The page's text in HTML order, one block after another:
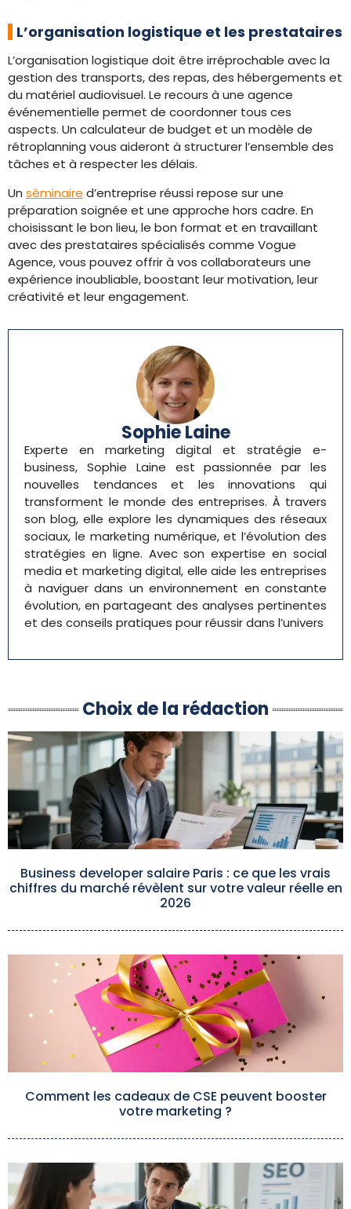
L’organisation logistique et les prestataires
L’organisation logistique doit être irréprochable avec la
gestion des transports, des repas, des hébergements et
du matériel audiovisuel. Le recours à une agence
événementielle permet de coordonner tous ces
aspects. Un calculateur de budget et un modèle de
rétroplanning vous aideront à structurer l’ensemble des
tâches et à respecter les délais.
Un séminaire d’entreprise réussi repose sur une
préparation soignée et une approche hors cadre. En
choisissant le bon lieu, le bon format et en travaillant
avec des prestataires spécialisés comme Vogue
Agence, vous pouvez offrir à vos collaborateurs une
expérience inoubliable, boostant leur motivation, leur
créativité et leur engagement.
Sophie Laine
Experte en marketing digital et stratégie e-
business, Sophie Laine est passionnée par les
nouvelles tendances et les innovations qui
transforment le monde des entreprises. À travers
son blog, elle explore les dynamiques des réseaux
sociaux, le marketing numérique, et l’évolution des
stratégies en ligne. Avec son expertise en social
media et marketing digital, elle aide les entreprises
à naviguer dans un environnement en constante
évolution, en partageant des analyses pertinentes
et des conseils pratiques pour réussir dans l’univers
Choix de la rédaction
Business developer salaire Paris : ce que les vrais
chiffres du marché révèlent sur votre valeur réelle en
2026
Comment les cadeaux de CSE peuvent booster
votre marketing ?